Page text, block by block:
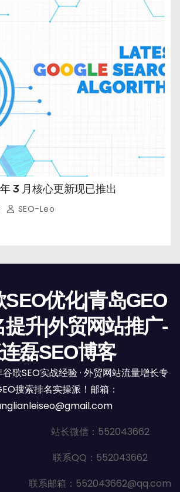
3 月核心更新现已推出
SEO-Leo
优化|青岛GEO
升|外贸网站推广-
磊SEO博客
歌SEO实战经验 · 外贸网站流量增长专
搜索排名实操派！邮箱：
站长微信：552043662
联系QQ：552043662
联系邮箱：552043662@qq.com